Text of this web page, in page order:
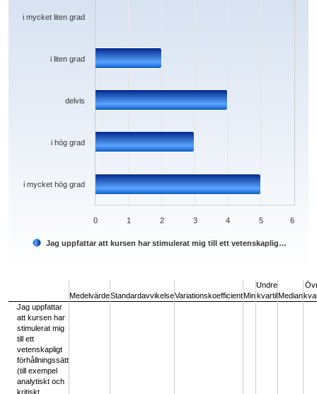
Jag uppfattar att kursen har stimulerat mig till ett vetenskaplig…
i mycket hög grad
i hög grad
delvis
i liten grad
i mycket liten grad
0 1 2 3 4 5 6
MedelvärdeStandardavvikelseVariationskoefficientMin
Undre
kvartilMedian
Jag uppfattar
att kursen har
stimulerat mig
till ett
vetenskapligt
förhållningssätt
(till exempel
analytiskt och
kritiskt